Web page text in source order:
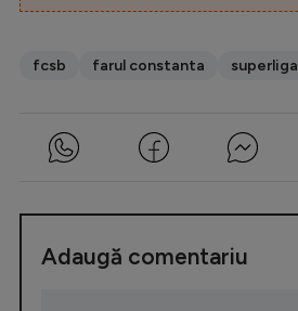
fcsb farul constanta superliga
Adaugă comentariu